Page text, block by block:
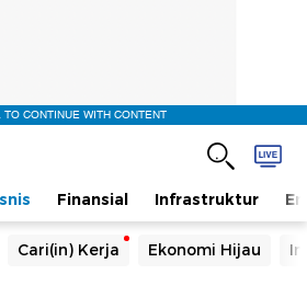
CONTINUE WITH CONTENT
Finansial Infrastruktur
Cari(in) Kerja Ekonomi Hijau